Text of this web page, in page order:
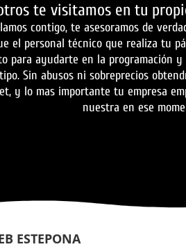
te visitamos en tu
contigo, te asesoramos de
el personal técnico que realiza tu
para ayudarte en la programación
Sin abusos ni sobreprecios
y lo mas importante tu empresa
nuestra en ese
ESTEPONA